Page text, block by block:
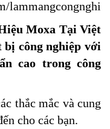
Moxa Tại Việt
bị công nghiệp với
cao trong công
thắc mắc và cung
cho các bạn.